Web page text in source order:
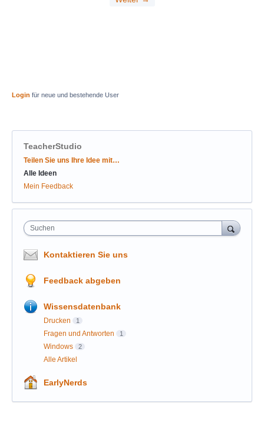
Login für neue und bestehende User
TeacherStudio
Kategorien
Teilen Sie uns Ihre Idee mit…
Alle Ideen
Mein Feedback
Suchen
Kontaktieren Sie uns
Feedback abgeben
Wissensdatenbank
Drucken 1
Fragen und Antworten 1
Windows 2
Alle Artikel
EarlyNerds